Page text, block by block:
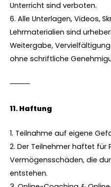
Unterricht sind verboten.
6. Alle Unterlagen, Videos,
Lehrmaterialien sind
Weitergabe,
ohne schriftliche
⸻
11.⁠ ⁠Haftung
1. Teilnahme auf eigene
2. Der Teilnehmer haftet für
Vermögensschäden, die
entstehen.